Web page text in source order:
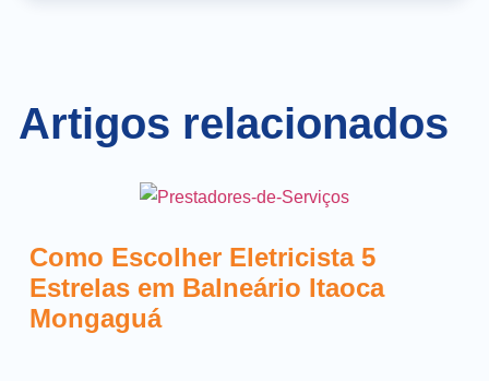
Artigos relacionados
Como Escolher Eletricista 5
Estrelas em Balneário Itaoca
Mongaguá